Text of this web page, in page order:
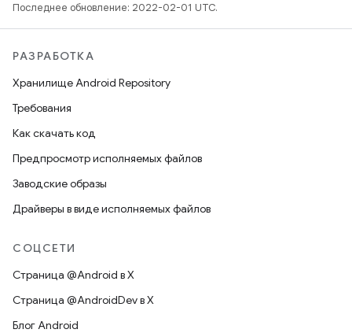
Последнее обновление: 2022-02-01 UTC.
РАЗРАБОТКА
Хранилище Android Repository
Требования
Как скачать код
Предпросмотр исполняемых файлов
Заводские образы
Драйверы в виде исполняемых файлов
СОЦСЕТИ
Страница @Android в X
Страница @AndroidDev в X
Блог Android